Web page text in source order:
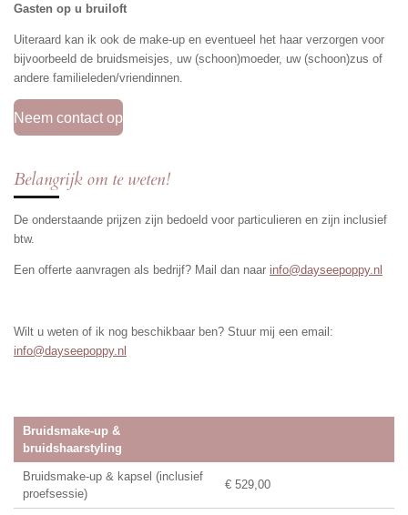
Gasten op u bruiloft
Uiteraard kan ik ook de make-up en eventueel het haar verzorgen voor
bijvoorbeeld de bruidsmeisjes, uw (schoon)moeder, uw (schoon)zus of
andere familieleden/vriendinnen.
Neem contact op
Belangrijk om te weten!
De onderstaande prijzen zijn bedoeld voor particulieren en zijn inclusief
btw.
Een offerte aanvragen als bedrijf? Mail dan naar info@dayseepoppy.nl
Wilt u weten of ik nog beschikbaar ben? Stuur mij een email:
info@dayseepoppy.nl
Bruidsmake-up &
bruidshaarstyling
Bruidsmake-up & kapsel (inclusief
proefsessie)
€ 529,00